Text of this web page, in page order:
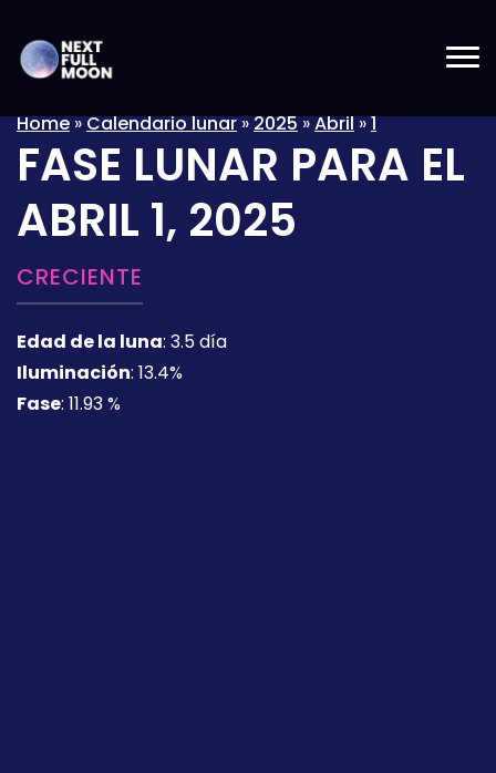
Home»Calendario lunar»2025»Abril»1
FASE LUNAR PARA EL
ABRIL 1, 2025
CRECIENTE
Edad de la luna: 3.5 día
Iluminación: 13.4%
Fase: 11.93 %